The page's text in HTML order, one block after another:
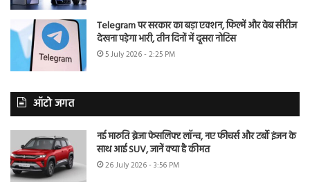
Telegram पर सरकार का बड़ा एक्शन, फिल्में और वेब सीरीज
देखना पड़ेगा भारी, तीन दिनों में दूसरा नोटिस
5 July 2026 - 2:25 PM
ऑटो जगत
नई मारुति ब्रेजा फेसलिफ्ट लॉन्च, नए फीचर्स और टर्बो इंजन के
साथ आई SUV, जानें क्या है कीमत
26 July 2026 - 3:56 PM